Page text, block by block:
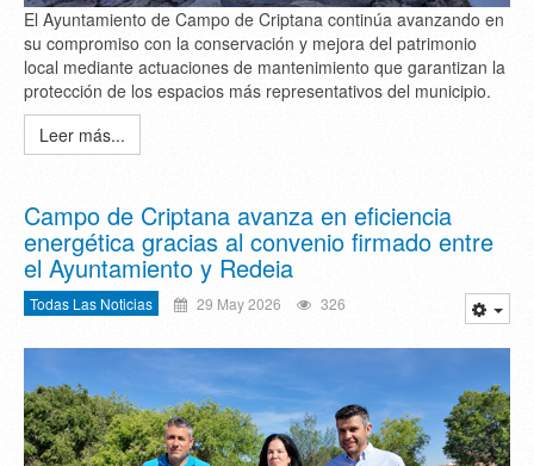
El Ayuntamiento de Campo de Criptana continúa avanzando en
su compromiso con la conservación y mejora del patrimonio
local mediante actuaciones de mantenimiento que garantizan la
protección de los espacios más representativos del municipio.
Leer más...
Campo de Criptana avanza en eficiencia
energética gracias al convenio firmado entre
el Ayuntamiento y Redeia
Todas Las Noticias 29 May 2026 326